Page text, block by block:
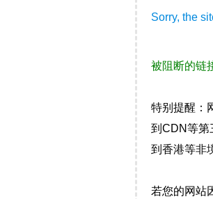
Sorry, the
被阻断的链
特别提醒：
到CDN等第
到香港等非
若您的网站